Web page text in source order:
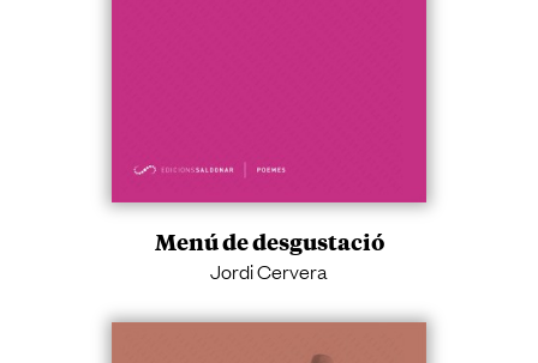
Menú de desgustació
Jordi Cervera